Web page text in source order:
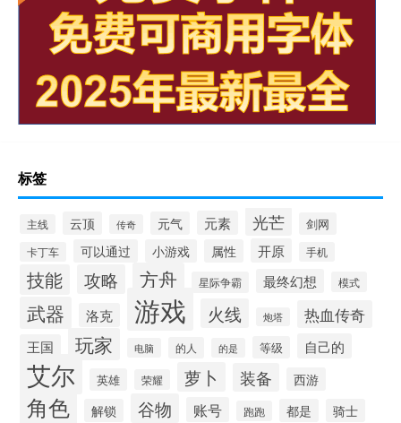
标签
主线 云顶 传奇 元气 元素 光芒 剑网
卡丁车 可以通过 小游戏 属性 开原 手机
技能 攻略 方舟 星际争霸 最终幻想 模式
武器 洛克 游戏 火线 炮塔 热血传奇
王国 玩家 电脑 的人 的是 等级 自己的
艾尔 英雄 荣耀 萝卜 装备 西游
角色 解锁 谷物 账号 跑跑 都是 骑士